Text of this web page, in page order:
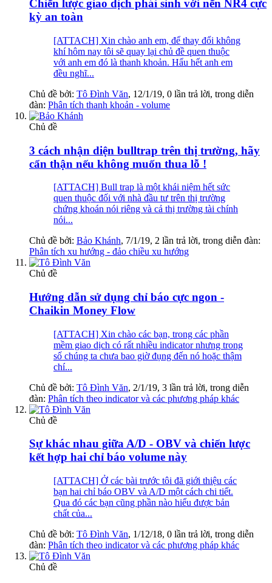
Chiến lược giao dịch phái sinh với nến NR4 cực
kỳ an toàn
[ATTACH] Xin chào anh em, để thay đổi không
khí hôm nay tôi sẽ quay lại chủ đề quen thuộc
với anh em đó là thanh khoản. Hẩu hết anh em
đều nghĩ...
Chủ đề bởi: Tô Đình Văn, 12/1/19, 0 lần trả lời, trong diễn
đàn: Phân tích thanh khoản - volume
Chủ đề
3 cách nhận diện bulltrap trên thị trường, hãy
cẩn thận nếu không muốn thua lỗ !
[ATTACH] Bull trap là một khái niệm hết sức
quen thuộc đối với nhà đầu tư trên thị trường
chứng khoán nói riêng và cả thị trường tài chính
nói...
Chủ đề bởi: Bảo Khánh, 7/1/19, 2 lần trả lời, trong diễn đàn:
Phân tích xu hướng - đảo chiều xu hướng
Chủ đề
Hướng dẫn sử dụng chỉ báo cực ngon -
Chaikin Money Flow
[ATTACH] Xin chào các bạn, trong các phần
mềm giao dịch có rất nhiều indicator nhưng trong
số chúng ta chưa bao giờ đụng đến nó hoặc thậm
chí...
Chủ đề bởi: Tô Đình Văn, 2/1/19, 3 lần trả lời, trong diễn
đàn: Phân tích theo indicator và các phương pháp khác
Chủ đề
Sự khác nhau giữa A/D - OBV và chiến lược
kết hợp hai chỉ báo volume này
[ATTACH] Ở các bài trước tôi đã giới thiệu các
bạn hai chỉ báo OBV và A/D một cách chi tiết.
Qua đó các bạn cũng phần nào hiểu được bản
chất của...
Chủ đề bởi: Tô Đình Văn, 1/12/18, 0 lần trả lời, trong diễn
đàn: Phân tích theo indicator và các phương pháp khác
Chủ đề